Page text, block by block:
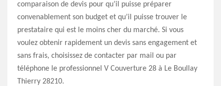
comparaison de devis pour qu’il puisse préparer
convenablement son budget et qu’il puisse trouver le
prestataire qui est le moins cher du marché. Si vous
voulez obtenir rapidement un devis sans engagement et
sans frais, choisissez de contacter par mail ou par
téléphone le professionnel V Couverture 28 à Le Boullay
Thierry 28210.